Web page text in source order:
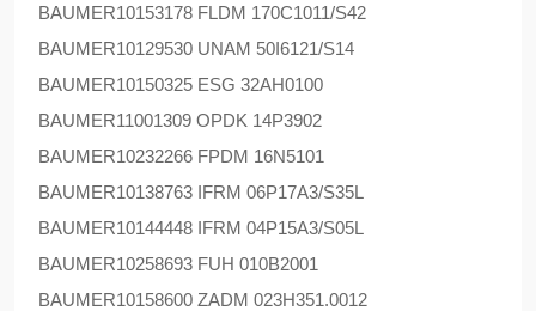
BAUMER10153178 FLDM 170C1011/S42
BAUMER10129530 UNAM 50I6121/S14
BAUMER10150325 ESG 32AH0100
BAUMER11001309 OPDK 14P3902
BAUMER10232266 FPDM 16N5101
BAUMER10138763 IFRM 06P17A3/S35L
BAUMER10144448 IFRM 04P15A3/S05L
BAUMER10258693 FUH 010B2001
BAUMER10158600 ZADM 023H351.0012